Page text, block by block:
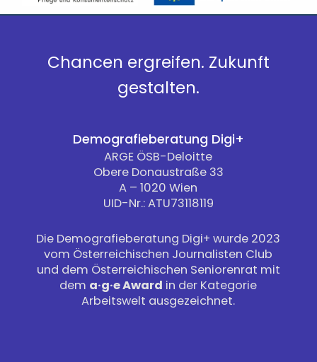
Chancen ergreifen. Zukunft
gestalten.
Demografieberatung Digi+
ARGE ÖSB-Deloitte
Obere Donaustraße 33
A – 1020 Wien
UID-Nr.: ATU73118119
Die Demografieberatung Digi+ wurde 2023
vom Österreichischen Journalisten Club
und dem Österreichischen Seniorenrat mit
dem a·g·e Award in der Kategorie
Arbeitswelt ausgezeichnet.